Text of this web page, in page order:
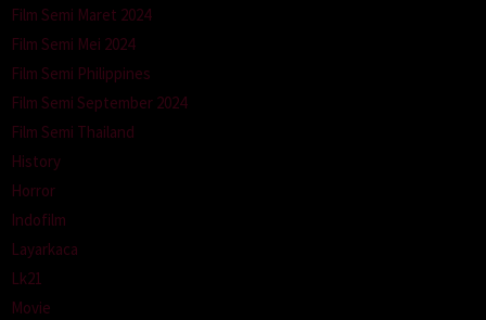
Film Semi Maret 2024
Film Semi Mei 2024
Film Semi Philippines
Film Semi September 2024
Film Semi Thailand
History
Horror
Indofilm
Layarkaca
Lk21
Movie